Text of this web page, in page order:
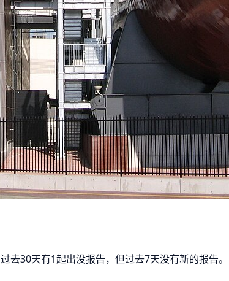
去30天有1起出没报告，但过去7天没有新的报告